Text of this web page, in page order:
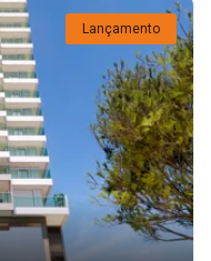
Lançamento